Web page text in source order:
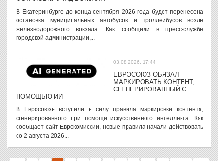
В Екатеринбурге до конца сентября 2026 года будет перенесена
остановка муниципальных автобусов и троллейбусов возле
железнодорожного вокзала. Как сообщили в пресс-службе
городской администрации,...
03.08.2026, 17:44
ЕВРОСОЮЗ ОБЯЗАЛ
МАРКИРОВАТЬ КОНТЕНТ,
СГЕНЕРИРОВАННЫЙ С
ПОМОЩЬЮ ИИ
В Евросоюзе вступили в силу правила маркировки контента,
сгенерированного при помощи искусственного интеллекта. Как
сообщает сайт Еврокомиссии, новые правила начали действовать
со 2 августа 2026...